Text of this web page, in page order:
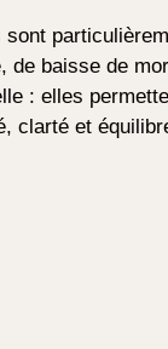
de baisse de
: elles
clarté et